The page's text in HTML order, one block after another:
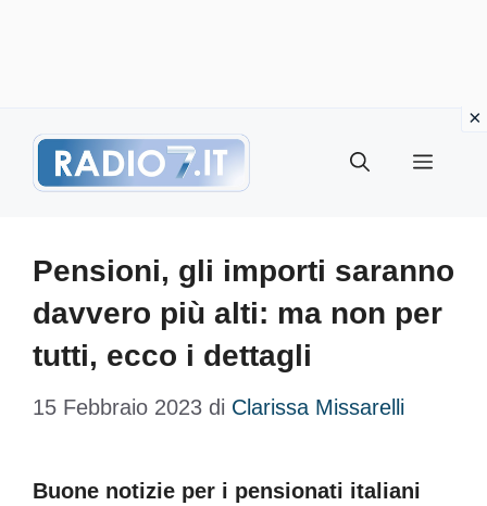
Menu
Pensioni, gli importi saranno
davvero più alti: ma non per
tutti, ecco i dettagli
15 Febbraio 2023 di Clarissa Missarelli
Buone notizie per i pensionati italiani